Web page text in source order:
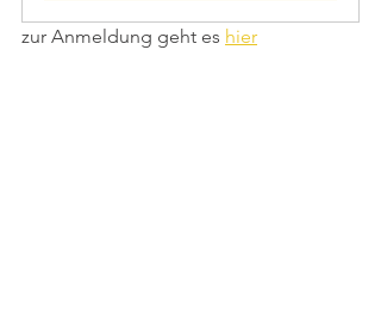
zur Anmeldung geht es hier